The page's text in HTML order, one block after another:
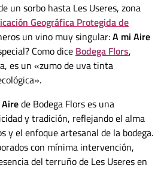
un sorbo hasta Les Useres, zona
Geográfica Protegida de
un vino muy singular:A mi Aire
Como dice Bodega Flors,
es un «zumo de uva tinta
de Bodega Flors es una
y tradición, reflejando el alma
y el enfoque artesanal de la bodega.
con mínima intervención,
del terruño de Les Useres en